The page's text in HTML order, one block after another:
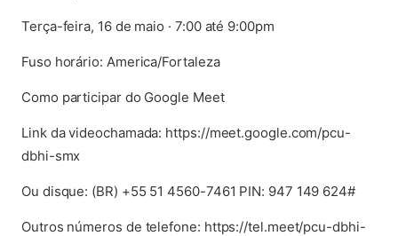
Terça-feira, 16 de maio · 7:00 até 9:00pm
Fuso horário: America/Fortaleza
Como participar do Google Meet
Link da videochamada: https://meet.google.com/pcu-
dbhi-smx
Ou disque: ‪(BR) +55 51 4560-7461 PIN: ‪947 149 624#
Outros números de telefone: https://tel.meet/pcu-dbhi-